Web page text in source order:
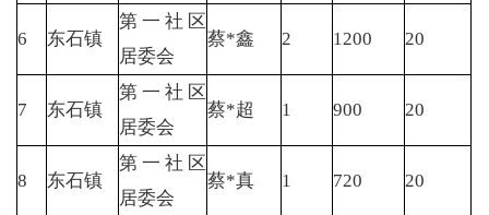
6 东石镇
第一社区
居委会
蔡*鑫 2 1200 20
7 东石镇
第一社区
居委会
蔡*超 1 900 20
8 东石镇
第一社区
居委会
蔡*真 1 720 20